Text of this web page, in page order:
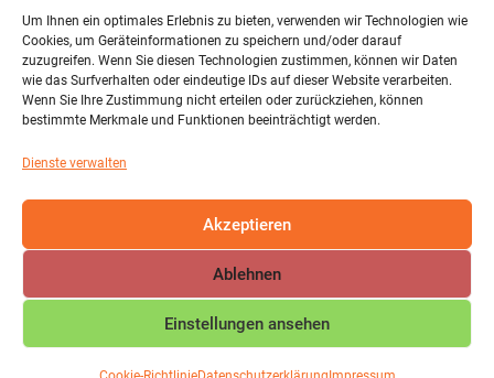
Um Ihnen ein optimales Erlebnis zu bieten, verwenden wir Technologien wie
Cookies, um Geräteinformationen zu speichern und/oder darauf
zuzugreifen. Wenn Sie diesen Technologien zustimmen, können wir Daten
wie das Surfverhalten oder eindeutige IDs auf dieser Website verarbeiten.
Wenn Sie Ihre Zustimmung nicht erteilen oder zurückziehen, können
bestimmte Merkmale und Funktionen beeinträchtigt werden.
Dienste verwalten
Akzeptieren
Ablehnen
Einstellungen ansehen
TABLETORDNU
NG